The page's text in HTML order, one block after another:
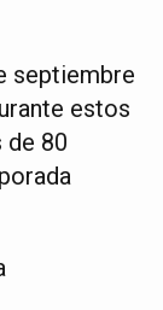
septiembre
estos
de 80